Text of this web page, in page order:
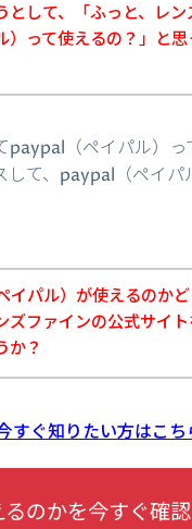
として、「ふっと、レン
）って使えるの？」と思
（ペイパル）
て、paypal（ペイパ
イパル）が使えるのか
ズファインの公式サイ
か？
すぐ知りたい方はこち
のかを今すぐ確